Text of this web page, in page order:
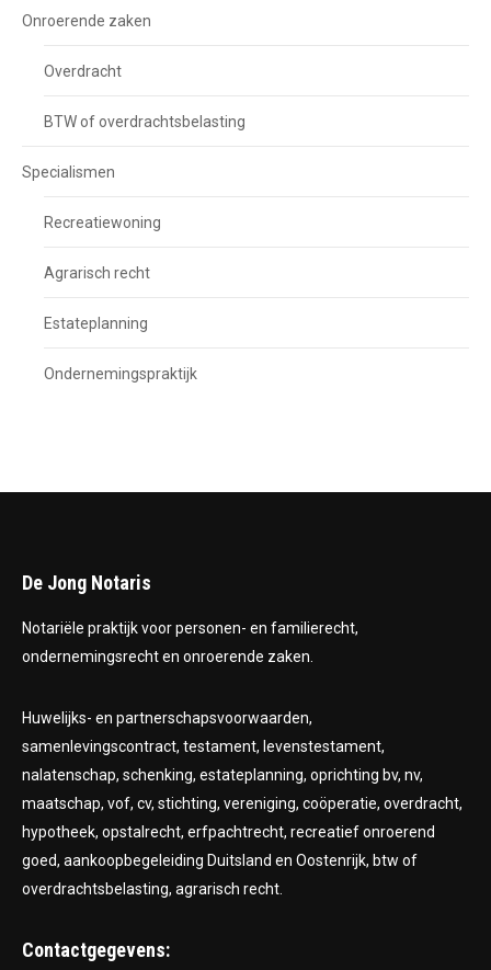
Onroerende zaken
Overdracht
BTW of overdrachtsbelasting
Specialismen
Recreatiewoning
Agrarisch recht
Estateplanning
Ondernemingspraktijk
De Jong Notaris
Notariële praktijk voor personen- en familierecht,
ondernemingsrecht en onroerende zaken.
Huwelijks- en partnerschapsvoorwaarden,
samenlevingscontract, testament, levenstestament,
nalatenschap, schenking, estateplanning, oprichting bv, nv,
maatschap, vof, cv, stichting, vereniging, coöperatie, overdracht,
hypotheek, opstalrecht, erfpachtrecht, recreatief onroerend
goed, aankoopbegeleiding Duitsland en Oostenrijk, btw of
overdrachtsbelasting, agrarisch recht.
Contactgegevens: